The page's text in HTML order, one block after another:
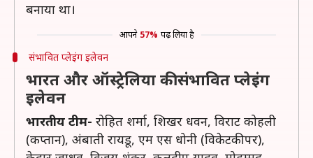
बनाया था।
आपने 57% पढ़ लिया है
संभावित प्लेइंग इलेवन
भारत और ऑस्ट्रेलिया की संभावित प्लेइंग
इलेवन
भारतीय टीम- रोहित शर्मा, शिखर धवन, विराट कोहली
(कप्तान), अंबाती रायडू, एम एस धोनी (विकेटकीपर),